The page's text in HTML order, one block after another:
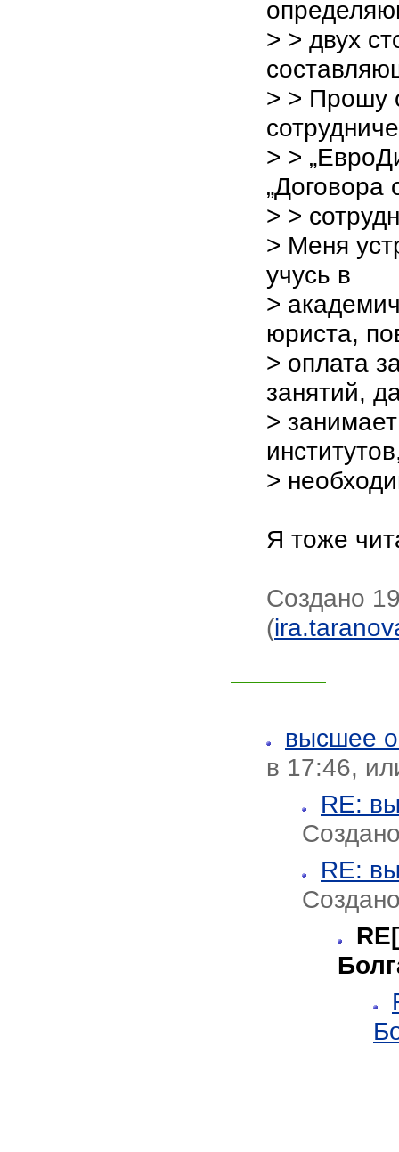
> > двух
> > Прошу
> >
„Договора
> >
> Меня
учусь в
>
юриста,
> оплата
занятий,
>
>
Я тоже
Создано
(
высшее
в 17:46,
RE:
RE: